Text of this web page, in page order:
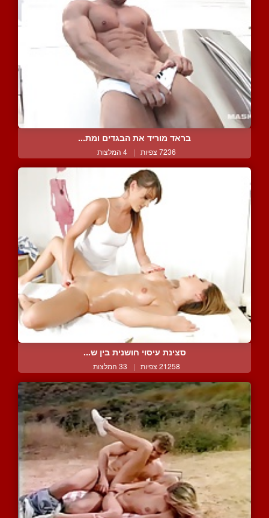
בראד מוריד את הבגדים ומת...
7236 צפיות | 4 המלצות
סצינת עיסוי חושנית בין ש...
21258 צפיות | 33 המלצות